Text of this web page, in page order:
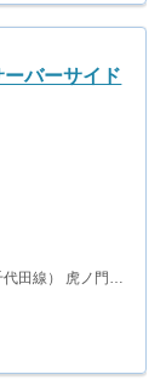
バーサイド
虎ノ門駅